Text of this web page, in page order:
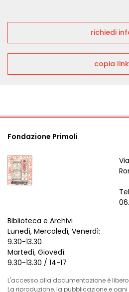
richiedi
copia link
Fondazione Primoli
Biblioteca e Archivi
Lunedì, Mercoledì, Venerdì:
9.30-13.30
Martedì, Giovedì:
9.30-13.30 / 14-17
L'accesso alla documentazione è
La riproduzione, la pubblicazione e